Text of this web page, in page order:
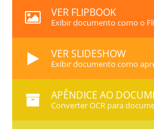
VER FLIPBOOK
Exibir documento como o
VER SLIDESHOW
Exibir documento como
APÊNDICE AO
Converter OCR para